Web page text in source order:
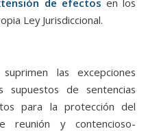
de efectosen los
Ley Jurisdiccional.
las excepciones
de sentencias
para la protección del
reunión y contencioso-